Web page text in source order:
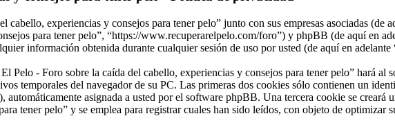
experiencias y consejos para tener pelo” junto con sus empresas asociadas (de
para tener pelo”, “https://www.recuperarelpelo.com/foro”) y phpBB (de aquí en
información obtenida durante cualquier sesión de uso por usted (de aquí en adelante
Pelo - Foro sobre la caída del cabello, experiencias y consejos para tener pelo” hará al
temporales del navegador de su PC. Las primeras dos cookies sólo contienen un
asignada a usted por el software phpBB. Una tercera cookie se creará
tener pelo” y se emplea para registrar cuales han sido leídos, con objeto de optimizar